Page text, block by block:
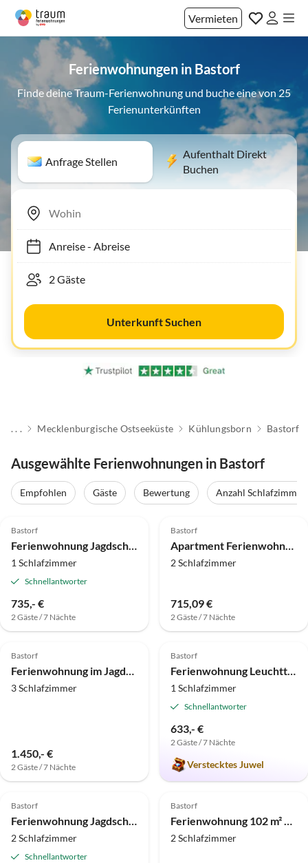
Vermieten
Ferienwohnungen in Bastorf
Finde deine Traum-Ferienwohnung und buche eine von 25
Ferienunterkünften
Anfrage Stellen
Aufenthalt Direkt
Buchen
Anreise- Abreise
Unterkunft Suchen
. . . Mecklenburgische Ostseeküste Kühlungsborn Bastorf
Ausgewählte Ferienwohnungen in Bastorf
Empfohlen Gäste Bewertung
Anzahl Schlafzimmer
Bastorf
Ferienwohnung Jagdschloss
1 Schlafzimmer
Schnellantworter
735,- €
2 Gäste / 7 Nächte
Bastorf
Apartment Ferienwohnung mit Garten in Zweedorf
2 Schlafzimmer
715,09 €
2 Gäste / 7 Nächte
Top-Inserat
5.0 (17)
Bastorf
Ferienwohnung im Jagdschloss zu Hohen Niendorf
3 Schlafzimmer
1.450,- €
2 Gäste / 7 Nächte
Top-Inserat
5.0 (17)
Bastorf
Ferienwohnung Leuchtturmblick
1 Schlafzimmer
Schnellantworter
633,- €
2 Gäste / 7 Nächte
Verstecktes Juwel
Auszeichnung 2025
Top-Inserat
4.9 (12)
Bastorf
Ferienwohnung Jagdschloss zu Hohen Niendorf
2 Schlafzimmer
Schnellantworter
Bastorf
Ferienwohnung 102 m² Ferienhaus ∙ 2 Schlafzimmer ∙ 4 Gäste
2 Schlafzimmer